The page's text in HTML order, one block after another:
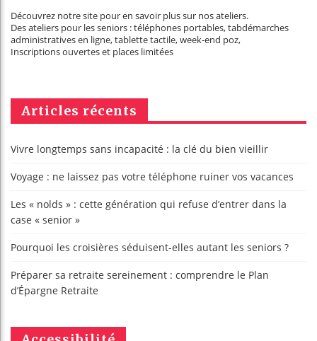
Découvrez notre site pour en savoir plus sur nos ateliers.
Des ateliers pour les seniors : téléphones portables, tabdémarches
administratives en ligne, tablette tactile, week-end poz,
Inscriptions ouvertes et places limitées
Articles récents
Vivre longtemps sans incapacité : la clé du bien vieillir
Voyage : ne laissez pas votre téléphone ruiner vos vacances
Les « nolds » : cette génération qui refuse d’entrer dans la
case « senior »
Pourquoi les croisières séduisent-elles autant les seniors ?
Préparer sa retraite sereinement : comprendre le Plan
d’Épargne Retraite